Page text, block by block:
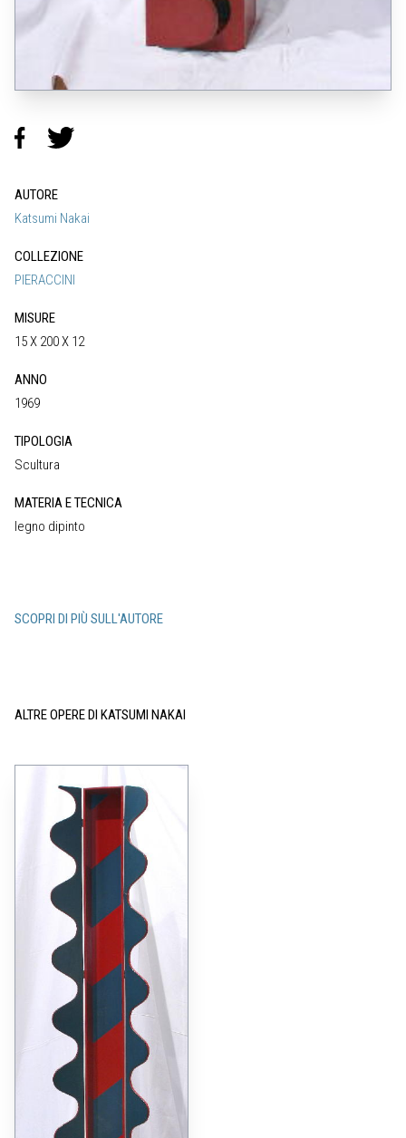
AUTORE
Katsumi Nakai
COLLEZIONE
PIERACCINI
MISURE
15 X 200 X 12
ANNO
1969
TIPOLOGIA
Scultura
MATERIA E TECNICA
legno dipinto
SCOPRI DI PIÙ SULL'AUTORE
ALTRE OPERE DI KATSUMI NAKAI